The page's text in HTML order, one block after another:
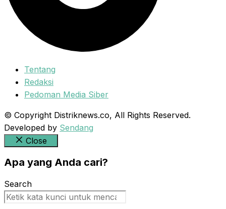
Tentang
Redaksi
Pedoman Media Siber
© Copyright Distriknews.co, All Rights Reserved.
Developed by Sendang
Close
Apa yang Anda cari?
Search